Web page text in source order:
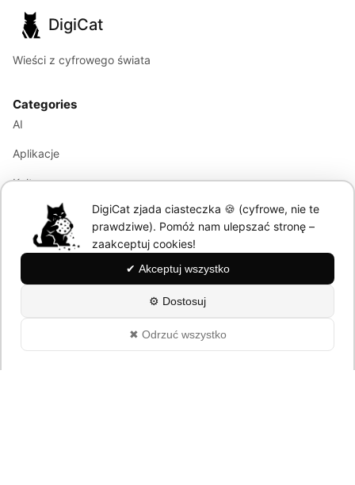
DigiCat
Wieści z cyfrowego świata
Categories
AI
Aplikacje
Kultura
Marketing
Modele językowe
About
Polityka Prywatności
DigiCat zjada ciasteczka 🍪 (cyfrowe, nie te
prawdziwe). Pomóż nam ulepszać stronę –
zaakceptuj cookies!
✔ Akceptuj wszystko
⚙ Dostosuj
✖ Odrzuć wszystko